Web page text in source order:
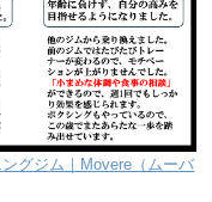
グジム｜Movere（ムーバ